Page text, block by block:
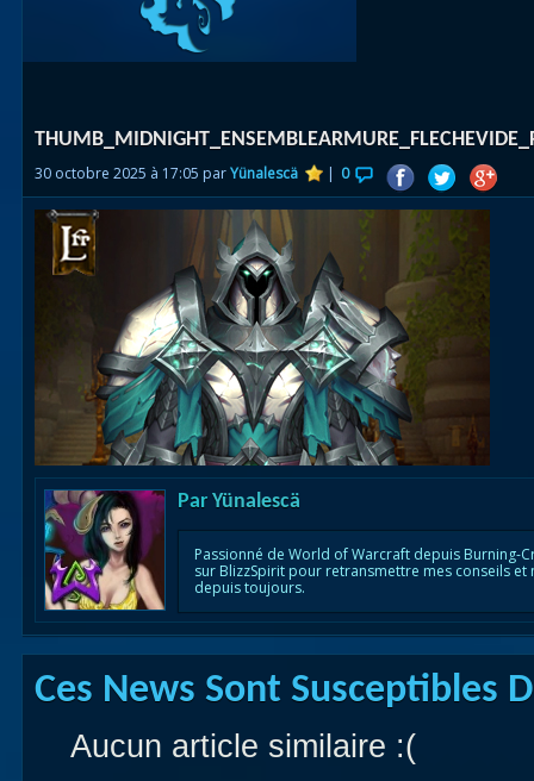
des îles
le vol
Uldum
Val
30 octobre 2025 à 17:05 parYünalescä | 0
Par Yünalescä
Passionné de World of Warcraft depuis Burning-
sur BlizzSpirit pour retransmettre mes conseils
depuis toujours.
Ces News Sont Susceptibles
Aucun article similaire :(